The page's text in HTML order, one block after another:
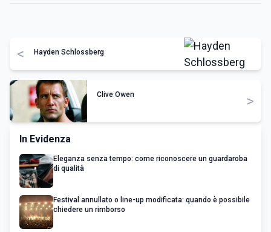
< Hayden Schlossberg
Clive Owen >
In Evidenza
Eleganza senza tempo: come riconoscere un guardaroba
di qualità
Festival annullato o line-up modificata: quando è possibile
chiedere un rimborso